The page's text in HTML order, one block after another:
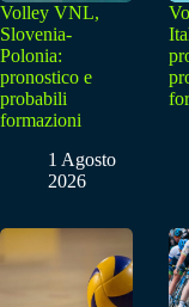
Volley VNL,
Slovenia-
Polonia:
pronostico e
probabili
formazioni
1 Agosto
2026